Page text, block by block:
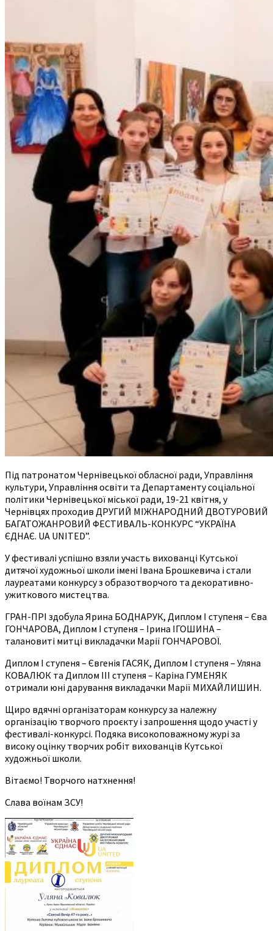
Під патронатом Чернівецької обласної ради, Управління
культури, Управління освіти та Департаменту соціальної
політики Чернівецької міської ради, 19-21 квітня, у
Чернівцях проходив ДРУГИЙ МІЖНАРОДНИЙ ДВОТУРОВИЙ
БАГАТОЖАНРОВИЙ ФЕСТИВАЛЬ-КОНКУРС “УКРАЇНА
ЄДНАЄ. UA UNITED”.
У фестивалі успішно взяли участь вихованці Кутської
дитячої художньої школи імені Івана Брошкевича і стали
лауреатами конкурсу з образотворчого та декоративно-
ужиткового мистецтва.
ГРАН-ПРІ здобула Ярина БОДНАРУК, Диплом І ступеня – Єва
ГОНЧАРОВА, Диплом І ступеня – Ірина ІГОШИНА –
талановиті митці викладачки Марії ГОНЧАРОВОЇ.
Диплом І ступеня – Євгенія ГАСЯК, Диплом І ступеня – Уляна
КОВАЛЮК та Диплом ІІІ ступеня – Каріна ГУМЕНЯК
отримали юні дарування викладачки Марії МИХАЙЛИШИН.
Щиро вдячні організаторам конкурсу за належну
організацію творчого проєкту і запрошення щодо участі у
фестивалі-конкурсі. Подяка високоповажному журі за
високу оцінку творчих робіт вихованців Кутської
художньої школи.
Вітаємо! Творчого натхнення!
Слава воїнам ЗСУ!